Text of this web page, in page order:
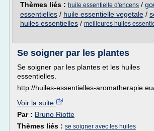
Thèmes liés : huile essentielle d'encens /
essentielles / huile essentielle vegetale /
huiles essentielles / meilleures huiles
Se soigner par les plantes
Se soigner par les plantes et les huiles
essentielles.
http://huiles-essentielles-
Voir la suite
Par : Bruno Riotte
Thèmes liés : se soigner avec les huiles